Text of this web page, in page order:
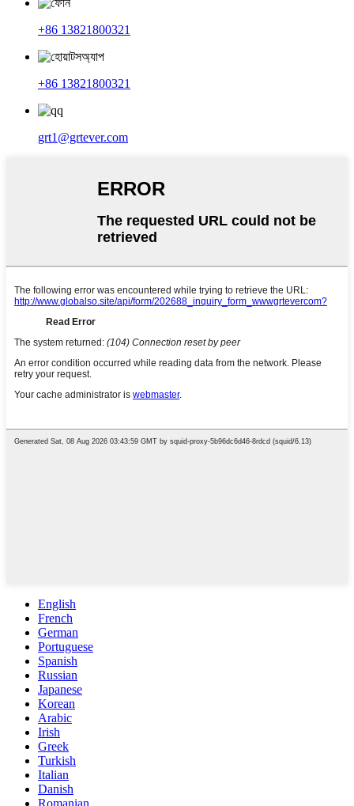
+86 13821800321
+86 13821800321
grt1@grtever.com
English
French
German
Portuguese
Spanish
Russian
Japanese
Korean
Arabic
Irish
Greek
Turkish
Italian
Danish
Romanian